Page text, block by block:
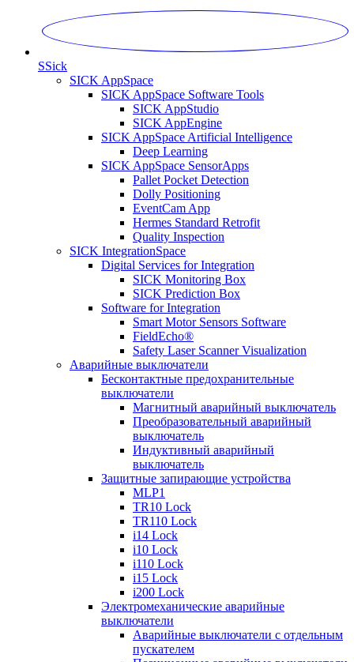
SSick
SICK AppSpace
SICK AppSpace Software Tools
SICK AppStudio
SICK AppEngine
SICK AppSpace Artificial Intelligence
Deep Learning
SICK AppSpace SensorApps
Pallet Pocket Detection
Dolly Positioning
EventCam App
Hermes Standard Retrofit
Quality Inspection
SICK IntegrationSpace
Digital Services for Integration
SICK Monitoring Box
SICK Prediction Box
Software for Integration
Smart Motor Sensors Software
FieldEcho®
Safety Laser Scanner Visualization
Аварийные выключатели
Бесконтактные предохранительные
выключатели
Магнитный аварийный выключатель
Преобразовательный аварийный
выключатель
Индуктивный аварийный
выключатель
Защитные запирающие устройства
MLP1
TR10 Lock
TR110 Lock
i14 Lock
i10 Lock
i110 Lock
i15 Lock
i200 Lock
Электромеханические аварийные
выключатели
Аварийные выключатели с отдельным
пускателем